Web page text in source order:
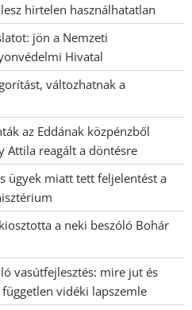
hirtelen használhatatlan
jön a Nemzeti
Hivatal
változhatnak a
az Eddának közpénzből
Attila reagált a döntésre
ügyek miatt tett feljelentést a
a neki beszóló Bohár
vasútfejlesztés: mire jut és
vidéki lapszemle